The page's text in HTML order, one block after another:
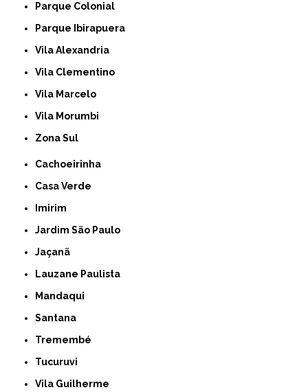
Parque Colonial
Parque Ibirapuera
Vila Alexandria
Vila Clementino
Vila Marcelo
Vila Morumbi
Zona Sul
Cachoeirinha
Casa Verde
Imirim
Jardim São Paulo
Jaçanã
Lauzane Paulista
Mandaqui
Santana
Tremembé
Tucuruvi
Vila Guilherme